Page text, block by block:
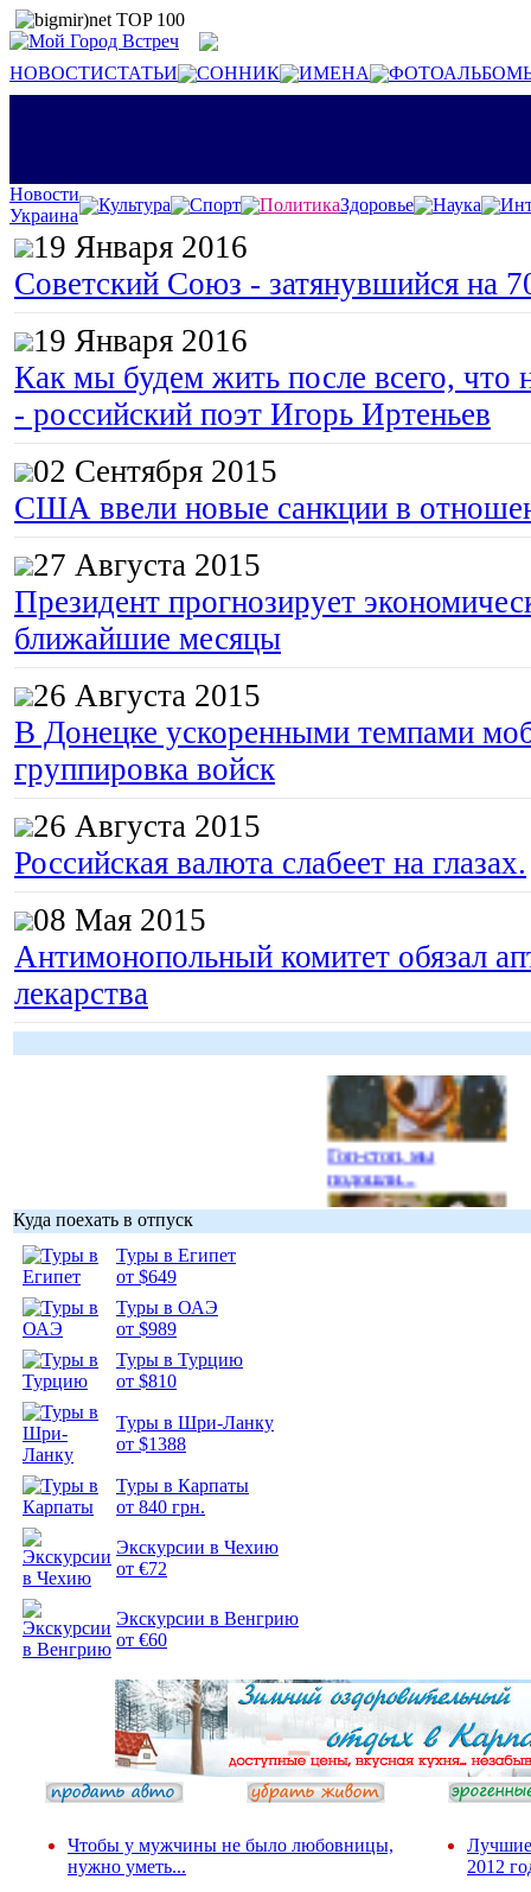
НОВОСТИСТАТЬИ СОННИК ИМЕНА
Новости
Украина
Культура Спорт ПолитикаЗдоровье Наука
19 Января 2016
Советский Союз - затянувшийся на
19 Января 2016
Как мы будем жить после всего, что
- российский поэт Игорь Иртеньев
02 Сентября 2015
США ввели новые санкции в
27 Августа 2015
Президент прогнозирует
ближайшие месяцы
26 Августа 2015
В Донецке ускоренными темпами
группировка войск
26 Августа 2015
Российская валюта слабеет на глазах.
08 Мая 2015
Антимонопольный комитет обязал
лекарства
Гоп-стоп, мы
подошли...
Куда поехать в отпуск
Туры в Египет
от $649
Туры в ОАЭ
от $989
Туры в Турцию
от $810
Туры в Шри-Ланку
от $1388
Туры в Карпаты
от 840 грн.
Экскурсии в Чехию
от €72
Экскурсии в Венгрию
от €60
Чтобы у мужчины не было любовницы,
нужно уметь...
Лучшие
2012